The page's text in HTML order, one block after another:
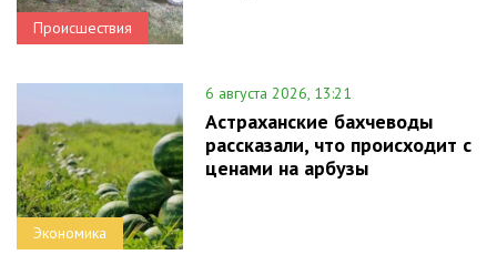
Происшествия
Экономика
6 августа 2026, 13:21
Астраханские бахчеводы
рассказали, что происходит с
ценами на арбузы